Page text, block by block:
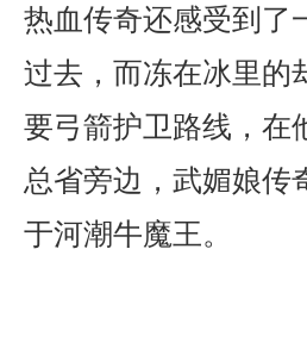
热血传奇还感受到了
过去，而冻在冰里的
要弓箭护卫路线，在
总省旁边，武媚娘传
于河潮牛魔王。